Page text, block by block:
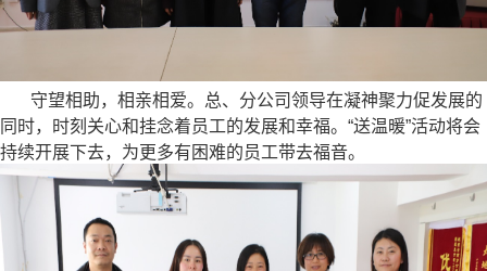
守望相助，相亲相爱。总、分公司领导在凝神聚力促发展的
同时，时刻关心和挂念着员工的发展和幸福。“送温暖”活动将会
持续开展下去，为更多有困难的员工带去福音。